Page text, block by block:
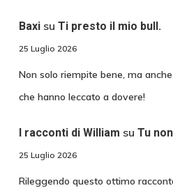
Baxisu Ti presto il mio bull.
25 Luglio 2026
Non solo riempite bene, ma
che hanno leccato a dovere!
I racconti di William su Tu
25 Luglio 2026
Rileggendo questo ottimo